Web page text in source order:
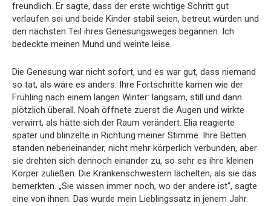
freundlich. Er sagte, dass der erste wichtige Schritt gut
verlaufen sei und beide Kinder stabil seien, betreut würden und
den nächsten Teil ihres Genesungsweges begännen. Ich
bedeckte meinen Mund und weinte leise.
Die Genesung war nicht sofort, und es war gut, dass niemand
so tat, als wäre es anders. Ihre Fortschritte kamen wie der
Frühling nach einem langen Winter: langsam, still und dann
plötzlich überall. Noah öffnete zuerst die Augen und wirkte
verwirrt, als hätte sich der Raum verändert. Elia reagierte
später und blinzelte in Richtung meiner Stimme. Ihre Betten
standen nebeneinander, nicht mehr körperlich verbunden, aber
sie drehten sich dennoch einander zu, so sehr es ihre kleinen
Körper zuließen. Die Krankenschwestern lächelten, als sie das
bemerkten. „Sie wissen immer noch, wo der andere ist“, sagte
eine von ihnen. Das wurde mein Lieblingssatz in jenem Jahr.